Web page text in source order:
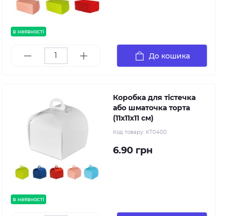
в наявності
До кошика
в наявності
Коробка для тістечка
або шматочка торта
(11х11х11 см)
Код товару: КТ0400
6.90 грн